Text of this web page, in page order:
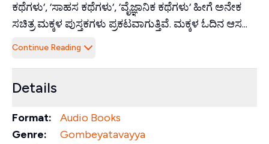
ಕಥೆಗಳು‘, ‘ಸಾಹಸ ಕಥೆಗಳು‘, ‘ವೈಜ್ಞಾನಿಕ ಕಥೆಗಳು‘ ಹೀಗೆ ಅನೇಕ
ಸಚಿತ್ರ ಮಕ್ಕಳ ಪುಸ್ತಕಗಳು ಪ್ರಕಟವಾಗುತ್ತಿವೆ. ಮಕ್ಕಳ ಓದಿನ ಆಸ...
Continue Reading
Details
Format:
Audio Books
Genre:
Gombeyatavayya